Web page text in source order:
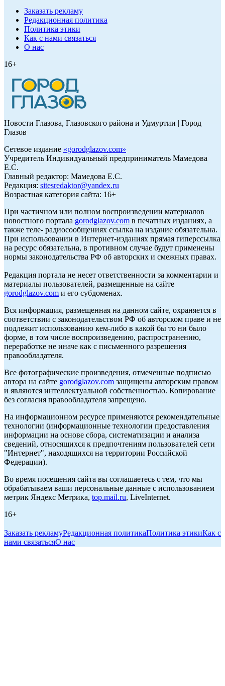
Заказать рекламу
Редакционная политика
Политика этики
Как с нами связаться
О нас
16+
Новости Глазова, Глазовского района и Удмуртии | Город
Глазов
Сетевое издание «gorodglazov.com»
Учредитель Индивидуальный предприниматель Мамедова
Е.С.
Главный редактор: Мамедова Е.С.
Редакция: sitesredaktor@yandex.ru
Возрастная категория сайта: 16+
При частичном или полном воспроизведении материалов
новостного портала gorodglazov.com в печатных изданиях, а
также теле- радиосообщениях ссылка на издание обязательна.
При использовании в Интернет-изданиях прямая гиперссылка
на ресурс обязательна, в противном случае будут применены
нормы законодательства РФ об авторских и смежных правах.
Редакция портала не несет ответственности за комментарии и
материалы пользователей, размещенные на сайте
gorodglazov.com и его субдоменах.
Вся информация, размещенная на данном сайте, охраняется в
соответствии с законодательством РФ об авторском праве и не
подлежит использованию кем-либо в какой бы то ни было
форме, в том числе воспроизведению, распространению,
переработке не иначе как с письменного разрешения
правообладателя.
Все фотографические произведения, отмеченные подписью
автора на сайте gorodglazov.com защищены авторским правом
и являются интеллектуальной собственностью. Копирование
без согласия правообладателя запрещено.
На информационном ресурсе применяются рекомендательные
технологии (информационные технологии предоставления
информации на основе сбора, систематизации и анализа
сведений, относящихся к предпочтениям пользователей сети
"Интернет", находящихся на территории Российской
Федерации).
Во время посещения сайта вы соглашаетесь с тем, что мы
обрабатываем ваши персональные данные с использованием
метрик Яндекс Метрика, top.mail.ru, LiveInternet.
16+
Заказать рекламуРедакционная политикаПолитика этикиКак с
нами связатьсяО нас